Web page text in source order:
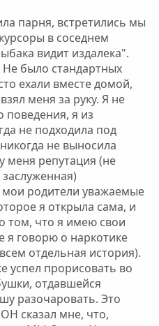
парня, встретились мы
в соседнем
видит издалека".
было стандартных
ехали вместе домой,
меня за руку. Я не
поведения, я из
не подходила под
не выносила
меня репутация (не
родители уважаемые
я открыла сама, и
том, что я имею свои
я говорю о наркотике
отдельная история).
успел прорисовать во
отдавшейся
разочаровать. Это
сказал мне, что,